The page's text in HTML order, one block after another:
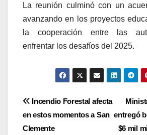
La reunión culminó con un
avanzando en los proyectos
la cooperación entre las
enfrentar los desafíos del 2025.
Navegación
de
entregó
$6 mil
Incendio Forestal afecta
en estos momentos a San
Clemente